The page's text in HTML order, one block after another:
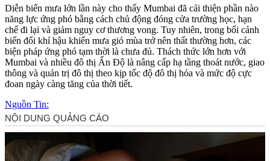
Diễn biến mưa lớn lần này cho thấy Mumbai đã cải thiện phần nào
năng lực ứng phó bằng cách chủ động đóng cửa trường học, hạn
chế đi lại và giảm nguy cơ thương vong. Tuy nhiên, trong bối cảnh
biến đổi khí hậu khiến mưa gió mùa trở nên thất thường hơn, các
biện pháp ứng phó tạm thời là chưa đủ. Thách thức lớn hơn với
Mumbai và nhiều đô thị Ấn Độ là nâng cấp hạ tầng thoát nước, giao
thông và quản trị đô thị theo kịp tốc độ đô thị hóa và mức độ cực
đoan ngày càng tăng của thời tiết.
Nguồn Tin: